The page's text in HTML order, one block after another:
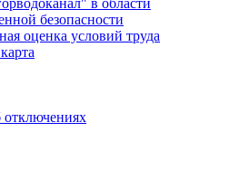
безопасности
оценка условий труда